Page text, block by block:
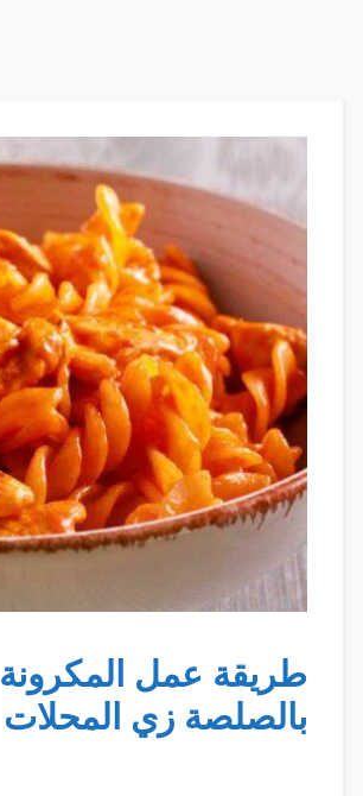
طريقة عمل المكرونة
بالصلصة زي المحلات